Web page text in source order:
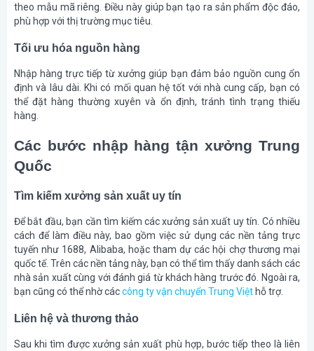
theo mẫu mã riêng. Điều này giúp bạn tạo ra sản phẩm độc đáo,
phù hợp với thị trường mục tiêu.
Tối ưu hóa nguồn hàng
Nhập hàng trực tiếp từ xưởng giúp bạn đảm bảo nguồn cung ổn
định và lâu dài. Khi có mối quan hệ tốt với nhà cung cấp, bạn có
thể đặt hàng thường xuyên và ổn định, tránh tình trạng thiếu
hàng.
Các bước nhập hàng tận xưởng Trung
Quốc
Tìm kiếm xưởng sản xuất uy tín
Để bắt đầu, bạn cần tìm kiếm các xưởng sản xuất uy tín. Có nhiều
cách để làm điều này, bao gồm việc sử dụng các nền tảng trực
tuyến như 1688, Alibaba, hoặc tham dự các hội chợ thương mại
quốc tế. Trên các nền tảng này, bạn có thể tìm thấy danh sách các
nhà sản xuất cùng với đánh giá từ khách hàng trước đó. Ngoài ra,
bạn cũng có thể nhờ cáccông ty vận chuyển Trung Việt hỗ trợ.
Liên hệ và thương thảo
Sau khi tìm được xưởng sản xuất phù hợp, bước tiếp theo là liên